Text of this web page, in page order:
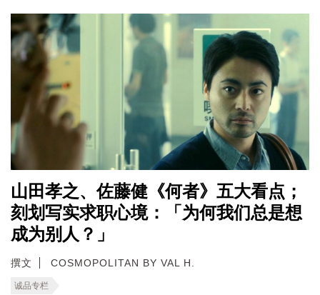
山田孝之、佐藤健《何者》五大看点；
刻划写实求职心境：「为何我们总是想
成为别人？」
撰文 COSMOPOLITAN BY VAL H.
诚品专栏